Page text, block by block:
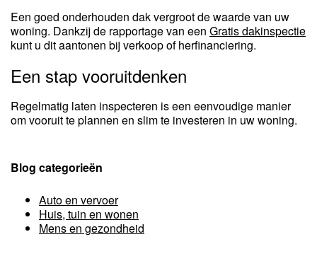
Een goed onderhouden dak vergroot de waarde van uw
woning. Dankzij de rapportage van een Gratis dakinspectie
kunt u dit aantonen bij verkoop of herfinanciering.
Een stap vooruitdenken
Regelmatig laten inspecteren is een eenvoudige manier
om vooruit te plannen en slim te investeren in uw woning.
Blog categorieën
Auto en vervoer
Huis, tuin en wonen
Mens en gezondheid